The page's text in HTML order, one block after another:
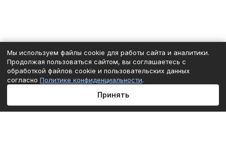
Сравнение
Мы используем файлы cookie для работы сайта и аналитики.
Продолжая пользоваться сайтом, вы соглашаетесь с
обработкой файлов cookie и пользовательских данных
согласно Политике конфиденциальности.
Принять